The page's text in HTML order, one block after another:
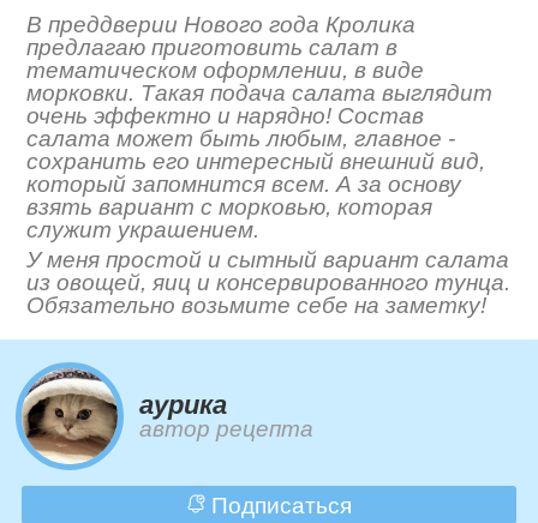
В преддверии Нового года Кролика
предлагаю приготовить салат в
тематическом оформлении, в виде
морковки. Такая подача салата выглядит
очень эффектно и нарядно! Состав
салата может быть любым, главное -
сохранить его интересный внешний вид,
который запомнится всем. А за основу
взять вариант с морковью, которая
служит украшением.
У меня простой и сытный вариант салата
из овощей, яиц и консервированного тунца.
Обязательно возьмите себе на заметку!
aурика
автор рецепта
Подписаться